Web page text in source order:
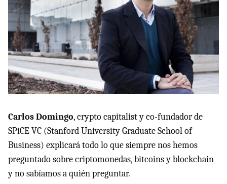
Carlos Domingo, crypto capitalist y co-fundador de
SPiCE VC (Stanford University Graduate School of
Business) explicará todo lo que siempre nos hemos
preguntado sobre criptomonedas, bitcoins y blockchain
y no sabíamos a quién preguntar.